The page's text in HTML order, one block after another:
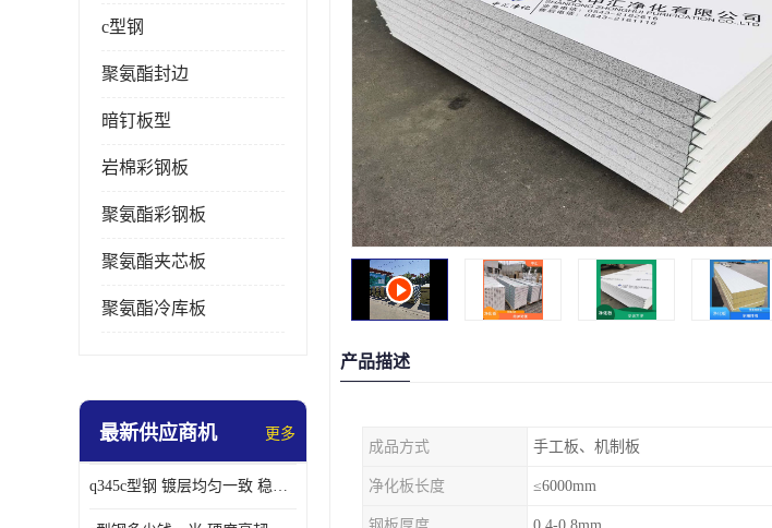
c型钢
聚氨酯封边
暗钉板型
岩棉彩钢板
聚氨酯彩钢板
聚氨酯夹芯板
聚氨酯冷库板
最新供应商机 更多
q345c型钢 镀层均匀一致 稳重支撑承载力大
产品描述
成品方式 手工板、机制板
净化板长度 ≤6000mm